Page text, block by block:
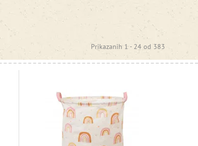
Prikazanih 1 - 24 od 383